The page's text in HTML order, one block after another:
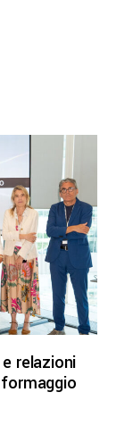
relazioni